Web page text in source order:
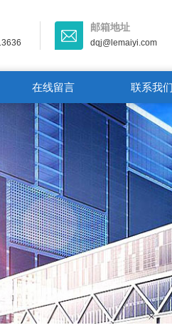
邮箱地址
dqj@lemaiyi.com
在线留言 联系我们